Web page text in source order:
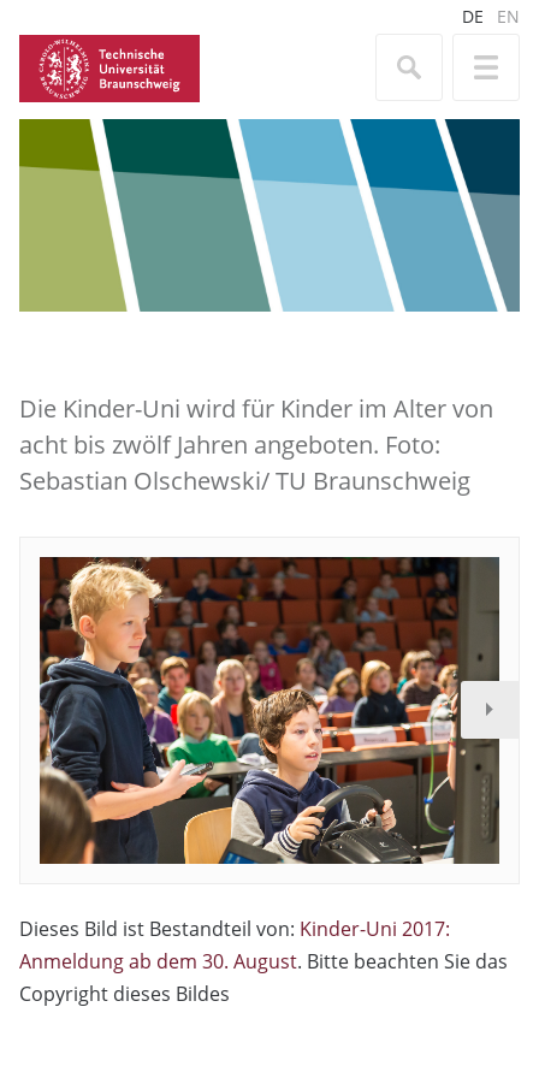
DE EN
Die Kinder-Uni wird für Kinder im Alter von
acht bis zwölf Jahren angeboten. Foto:
Sebastian Olschewski/ TU Braunschweig
Dieses Bild ist Bestandteil von: Kinder-Uni 2017:
Anmeldung ab dem 30. August. Bitte beachten Sie das
Copyright dieses Bildes